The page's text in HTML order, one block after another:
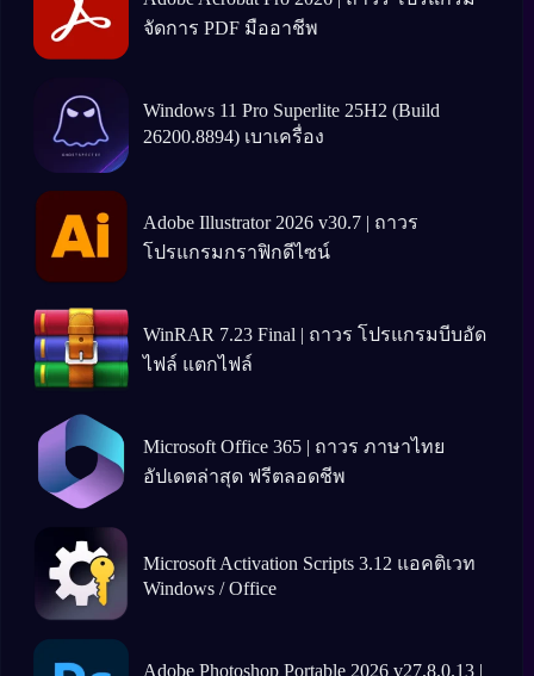
จัดการ PDF มืออาชีพ
Windows 11 Pro Superlite 25H2 (Build
26200.8894) เบาเครื่อง
Adobe Illustrator 2026 v30.7 | ถาวร
โปรแกรมกราฟิกดีไซน์
WinRAR 7.23 Final | ถาวร โปรแกรมบีบอัด
ไฟล์ แตกไฟล์
Microsoft Office 365 | ถาวร ภาษาไทย
อัปเดตล่าสุด ฟรีตลอดชีพ
Microsoft Activation Scripts 3.12 แอคติเวท
Windows / Office
Adobe Photoshop Portable 2026 v27.8.0.13 |